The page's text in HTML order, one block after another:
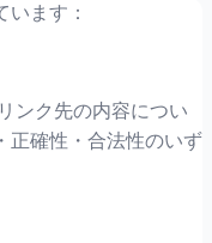
ます：
ンク先の内容につい
正確性・合法性のいず